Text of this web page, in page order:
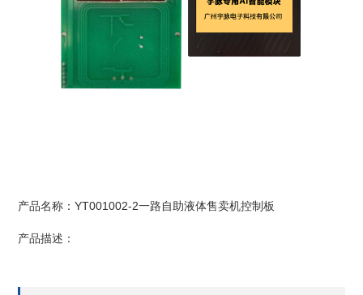
产品名称：YT001002-2一路自助液体售卖机控制板
产品描述：